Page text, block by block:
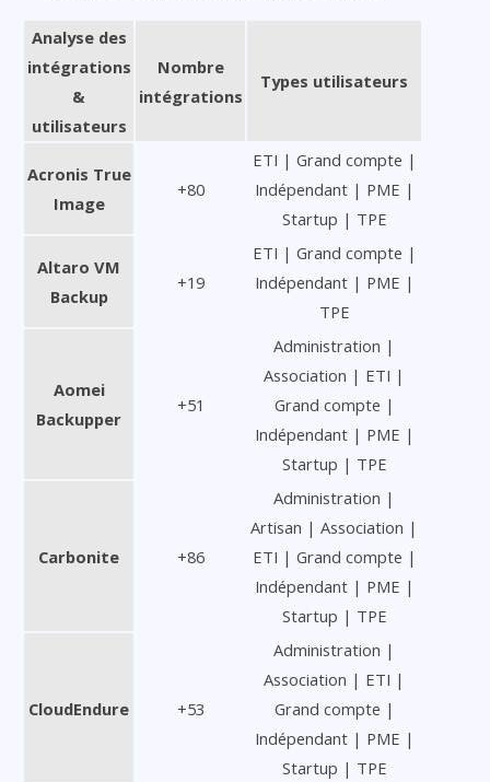
Analyse des
intégrations
&
utilisateurs
Nombre
intégrations
Types utilisateurs
Acronis True
Image
+80
ETI | Grand compte |
Indépendant | PME |
Startup | TPE
Altaro VM
Backup
+19
ETI | Grand compte |
Indépendant | PME |
TPE
Aomei
Backupper
+51
Administration |
Association | ETI |
Grand compte |
Indépendant | PME |
Startup | TPE
Carbonite +86
Administration |
Artisan | Association |
ETI | Grand compte |
Indépendant | PME |
Startup | TPE
CloudEndure +53
Administration |
Association | ETI |
Grand compte |
Indépendant | PME |
Startup | TPE